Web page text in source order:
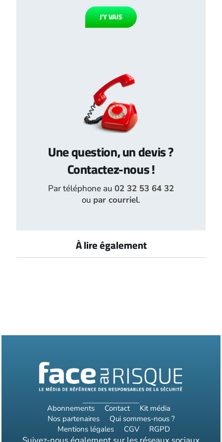
J’Y VAIS
Une question, un devis ?
Contactez-nous !
Par téléphone au 02 32 53 64 32
ou par courriel.
À lire également
Abonnements Contact
Kit média
Nos partenaires
Qui sommes-nous ?
Mentions légales
CGV RGPD